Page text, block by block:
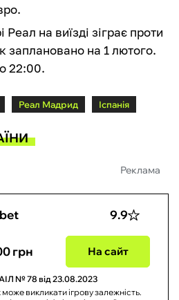
на виїзді зіграє проти
заплановано на 1 лютого.
22:00.
Реал Мадрид Іспанія
Реклама
9.9
грн На сайт
№ 78 від 23.08.2023
може викликати ігрову залежність.